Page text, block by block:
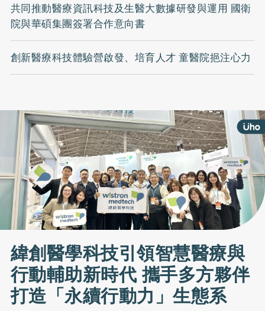
共同推動醫療資訊科技及生醫大數據研發與運用 國衛
院與華碩集團簽署合作意向書
創新醫療科技體驗營啟發、培育人才 童醫院挹注心力
緯創醫學科技引領智慧醫療與
行動輔助新時代 攜手多方夥伴
打造「永續行動力」生態系